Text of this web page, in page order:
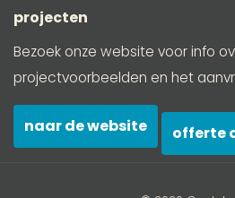
projecten
Bezoek onze website voor info
projectvoorbeelden en het
naar de website offerte